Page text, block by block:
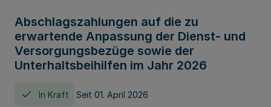
Abschlagszahlungen auf die zu
erwartende Anpassung der Dienst- und
Versorgungsbezüge sowie der
Unterhaltsbeihilfen im Jahr 2026
In Kraft Seit 01. April 2026